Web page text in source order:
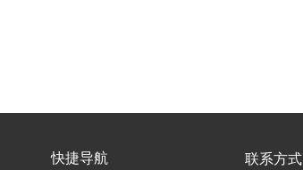
联系方式
快捷导航